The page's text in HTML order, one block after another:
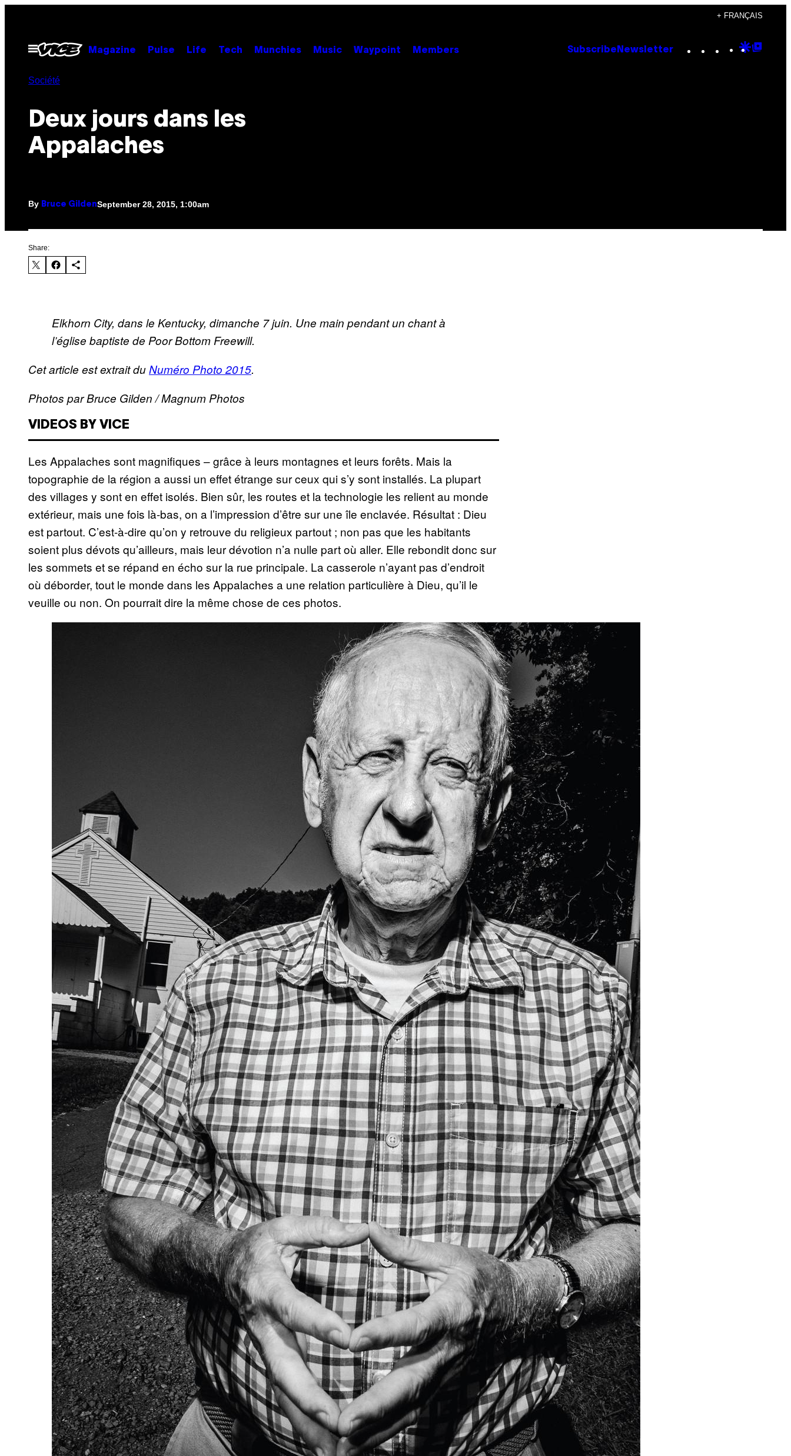
content
+ FRANÇAIS
Open
Menu
Magazine Pulse Life Tech Munchies Music Waypoint Members Subscribe Newsletter Instagram
TikTok
YouTube
Google
Société
Deux jours dans les
Appalaches
By Bruce GildenSeptember 28, 2015, 1:00am
Share:
Elkhorn City, dans le Kentucky, dimanche 7 juin. Une main pendant un chant à
l’église baptiste de Poor Bottom Freewill.
Cet article est extrait duNuméro Photo 2015.
Photos par Bruce Gilden / Magnum Photos
VIDEOS BY VICE
Les Appalaches sont magnifiques – grâce à leurs montagnes et leurs forêts. Mais la
topographie de la région a aussi un effet étrange sur ceux qui s’y sont installés. La plupart
des villages y sont en effet isolés. Bien sûr, les routes et la technologie les relient au monde
extérieur, mais une fois là-bas, on a l’impression d’être sur une île enclavée. Résultat : Dieu
est partout. C’est-à-dire qu’on y retrouve du religieux partout ; non pas que les habitants
soient plus dévots qu’ailleurs, mais leur dévotion n’a nulle part où aller. Elle rebondit donc sur
les sommets et se répand en écho sur la rue principale. La casserole n’ayant pas d’endroit
où déborder, tout le monde dans les Appalaches a une relation particulière à Dieu, qu’il le
veuille ou non. On pourrait dire la même chose de ces photos.